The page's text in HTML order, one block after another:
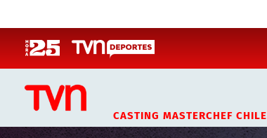
CASTING MASTERCHEF CHILE